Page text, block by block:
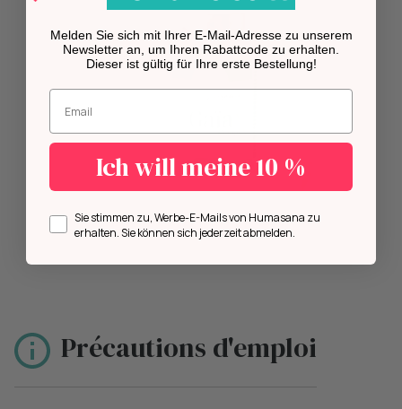
Précautions d'emploi
Melden Sie sich mit Ihrer E-Mail-Adresse zu unserem
Newsletter an, um Ihren Rabattcode zu erhalten.
Dieser ist gültig für Ihre erste Bestellung!
Geben Sie Ihre E-Mail-Adresse ein.
Ich will meine 10 %
Opt inSie stimmen zu, Werbe-E-Mails von Humasana zu
erhalten. Sie können sich jederzeit abmelden.